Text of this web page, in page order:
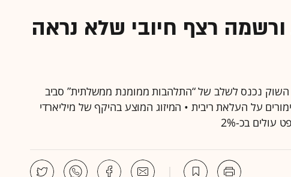
ורשמה רצף חיובי שלא נראה
השוק נכנס לשלב של “התלהבות ממומנת ממשלתית” סביב
על העלאת ריבית • המיזוג המוצע בהיקף של מיליארדי
עולים בכ-2%